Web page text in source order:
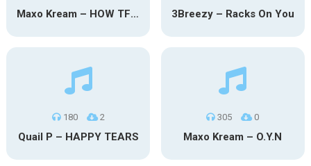
Maxo Kream – HOW TF I’M LUCKY 3Breezy – Racks On You
180 2
Quail P – HAPPY TEARS
305 0
Maxo Kream – O.Y.N